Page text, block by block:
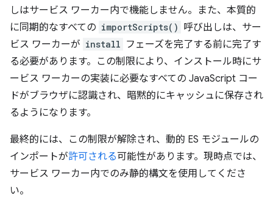
しはサービス ワーカー内で機能しません。また、本質的
に同期的なすべての importScripts() 呼び出しは、サー
ビス ワーカーが install フェーズを完了する前に完了す
る必要があります。この制限により、インストール時にサ
ービス ワーカーの実装に必要なすべての JavaScript コー
ドがブラウザに認識され、暗黙的にキャッシュに保存され
るようになります。
最終的には、この制限が解除され、動的 ES モジュールの
インポートが許可される可能性があります。現時点では、
サービス ワーカー内でのみ静的構文を使用してくださ
い。